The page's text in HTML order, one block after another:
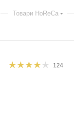
— Товари HoReCa —
124